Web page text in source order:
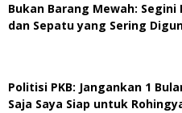
Bukan Barang Mewah: Segini
dan Sepatu yang Sering
Politisi PKB: Jangankan 1
Saja Saya Siap untuk